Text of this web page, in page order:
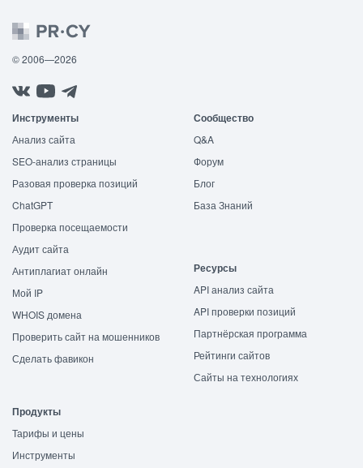
© 2006—2026
Инструменты
Анализ сайта
SEO-анализ страницы
Разовая проверка позиций
ChatGPT
Проверка посещаемости
Аудит сайта
Антиплагиат онлайн
Мой IP
WHOIS домена
Проверить сайт на мошенников
Сделать фавикон
Сообщество
Q&A
Форум
Блог
База Знаний
Ресурсы
API анализ сайта
API проверки позиций
Партнёрская программа
Рейтинги сайтов
Сайты на технологиях
Продукты
Тарифы и цены
Инструменты